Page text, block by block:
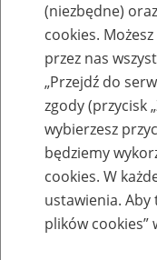
Kalendarium
(niezbędne)
cookies.
przez nas
„Przejdź do
zgody (przycisk
wybierzesz
będziemy
cookies. W
ustawienia. Aby
plików cookies”